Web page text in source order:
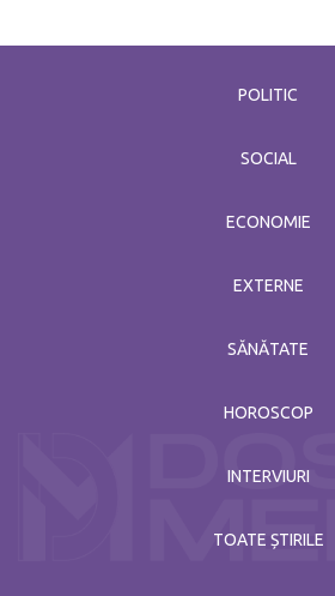
POLITIC
SOCIAL
ECONOMIE
EXTERNE
SĂNĂTATE
HOROSCOP
INTERVIURI
TOATE ȘTIRILE